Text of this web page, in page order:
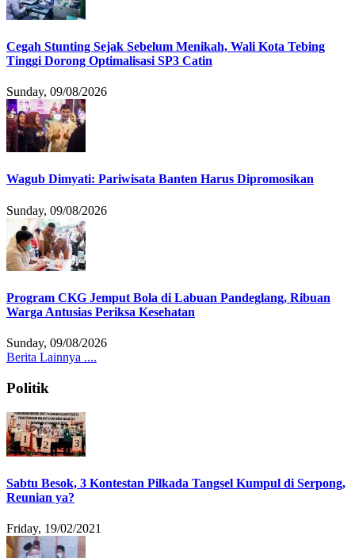
Cegah Stunting Sejak Sebelum Menikah, Wali Kota Tebing
Tinggi Dorong Optimalisasi SP3 Catin
Sunday, 09/08/2026
Wagub Dimyati: Pariwisata Banten Harus Dipromosikan
Sunday, 09/08/2026
Program CKG Jemput Bola di Labuan Pandeglang, Ribuan
Warga Antusias Periksa Kesehatan
Sunday, 09/08/2026
Berita Lainnya ....
Politik
Sabtu Besok, 3 Kontestan Pilkada Tangsel Kumpul di Serpong,
Reunian ya?
Friday, 19/02/2021